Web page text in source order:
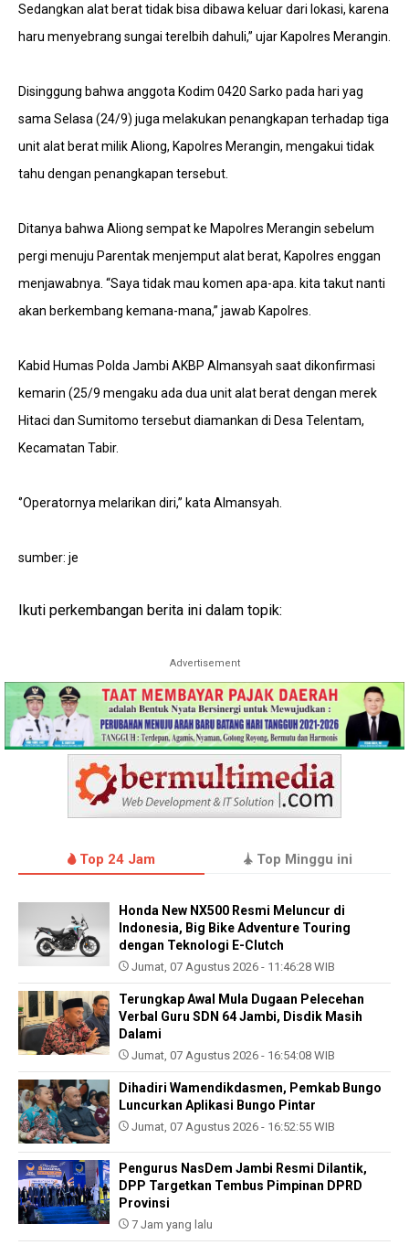
Sedangkan alat berat tidak bisa dibawa keluar dari lokasi, karena
haru menyebrang sungai terelbih dahuli,” ujar Kapolres Merangin.
Disinggung bahwa anggota Kodim 0420 Sarko pada hari yag
sama Selasa (24/9) juga melakukan penangkapan terhadap tiga
unit alat berat milik Aliong, Kapolres Merangin, mengakui tidak
tahu dengan penangkapan tersebut.
Ditanya bahwa Aliong sempat ke Mapolres Merangin sebelum
pergi menuju Parentak menjemput alat berat, Kapolres enggan
menjawabnya. “Saya tidak mau komen apa-apa. kita takut nanti
akan berkembang kemana-mana,” jawab Kapolres.
Kabid Humas Polda Jambi AKBP Almansyah saat dikonfirmasi
kemarin (25/9 mengaku ada dua unit alat berat dengan merek
Hitaci dan Sumitomo tersebut diamankan di Desa Telentam,
Kecamatan Tabir.
‘’Operatornya melarikan diri,” kata Almansyah.
sumber: je
Ikuti perkembangan berita ini dalam topik:
Advertisement
Top 24 Jam Top Minggu ini
Honda New NX500 Resmi Meluncur di
Indonesia, Big Bike Adventure Touring
dengan Teknologi E-Clutch
Jumat, 07 Agustus 2026 - 11:46:28 WIB
Terungkap Awal Mula Dugaan Pelecehan
Verbal Guru SDN 64 Jambi, Disdik Masih
Dalami
Jumat, 07 Agustus 2026 - 16:54:08 WIB
Dihadiri Wamendikdasmen, Pemkab Bungo
Luncurkan Aplikasi Bungo Pintar
Jumat, 07 Agustus 2026 - 16:52:55 WIB
Pengurus NasDem Jambi Resmi Dilantik,
DPP Targetkan Tembus Pimpinan DPRD
Provinsi
7 Jam yang lalu